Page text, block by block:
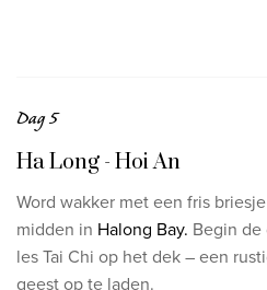
Dag 5
Ha Long - Hoi An
Word wakker met een fris
midden in Halong Bay. Begin
les Tai Chi op het dek – een
geest op te laden.